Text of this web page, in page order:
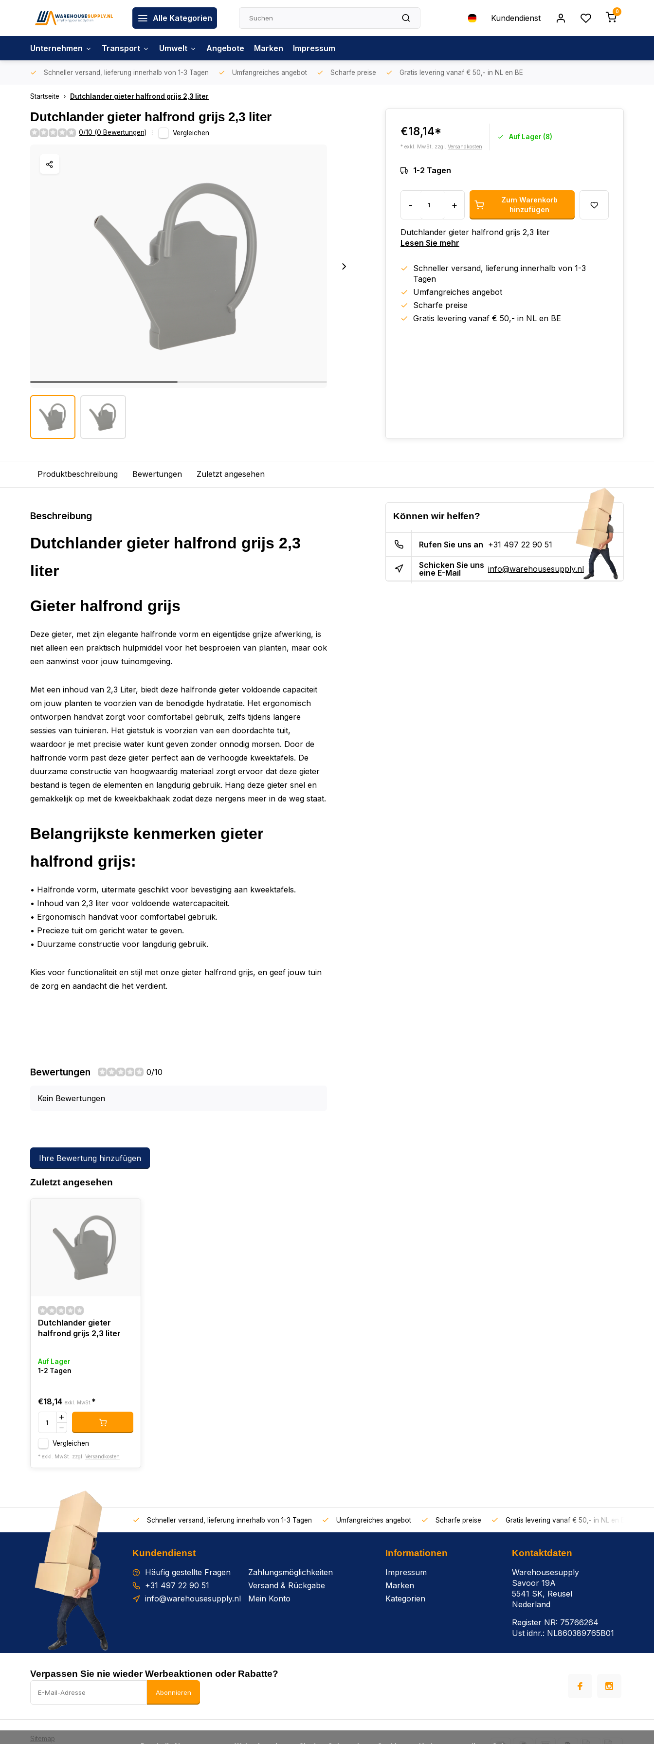
Alle Kategorien Kundendienst
0
Unternehmen Transport Umwelt Angebote Marken Impressum
Schneller versand, lieferung innerhalb von 1-3 Tagen Umfangreiches angebot Scharfe preise Gratis levering vanaf € 50,- in NL en BE
Startseite Dutchlander gieter halfrond grijs 2,3 liter
Dutchlander gieter halfrond grijs 2,3 liter
0/10 (0 Bewertungen) Vergleichen €18,14*
* exkl. MwSt. zzgl. Versandkosten
Auf Lager (8)
1-2 Tagen
- +
Zum Warenkorb
hinzufügen
Dutchlander gieter halfrond grijs 2,3 liter
Lesen Sie mehr
Schneller versand, lieferung innerhalb von 1-3
Tagen
Umfangreiches angebot
Scharfe preise
Gratis levering vanaf € 50,- in NL en BE
Produktbeschreibung Bewertungen Zuletzt angesehen
Beschreibung
Dutchlander gieter halfrond grijs 2,3
liter
Gieter halfrond grijs
Deze gieter, met zijn elegante halfronde vorm en eigentijdse grijze afwerking, is
niet alleen een praktisch hulpmiddel voor het besproeien van planten, maar ook
een aanwinst voor jouw tuinomgeving.
Met een inhoud van 2,3 Liter, biedt deze halfronde gieter voldoende capaciteit
om jouw planten te voorzien van de benodigde hydratatie. Het ergonomisch
ontworpen handvat zorgt voor comfortabel gebruik, zelfs tijdens langere
sessies van tuinieren. Het gietstuk is voorzien van een doordachte tuit,
waardoor je met precisie water kunt geven zonder onnodig morsen. Door de
halfronde vorm past deze gieter perfect aan de verhoogde kweektafels. De
duurzame constructie van hoogwaardig materiaal zorgt ervoor dat deze gieter
bestand is tegen de elementen en langdurig gebruik. Hang deze gieter snel en
gemakkelijk op met de kweekbakhaak zodat deze nergens meer in de weg staat.
Belangrijkste kenmerken gieter
halfrond grijs:
• Halfronde vorm, uitermate geschikt voor bevestiging aan kweektafels.
• Inhoud van 2,3 liter voor voldoende watercapaciteit.
• Ergonomisch handvat voor comfortabel gebruik.
• Precieze tuit om gericht water te geven.
• Duurzame constructie voor langdurig gebruik.
Kies voor functionaliteit en stijl met onze gieter halfrond grijs, en geef jouw tuin
de zorg en aandacht die het verdient.
Bewertungen 0/10
Kein Bewertungen
Ihre Bewertung hinzufügen
Können wir helfen?
Rufen Sie uns an +31 497 22 90 51
Schicken Sie uns
eine E-Mail
info@warehousesupply.nl
Zuletzt angesehen
Dutchlander gieter
halfrond grijs 2,3 liter
Auf Lager
1-2 Tagen
€18,14 exkl. MwSt. *
Vergleichen
* exkl. MwSt. zzgl. Versandkosten
Schneller versand, lieferung innerhalb von 1-3 Tagen Umfangreiches angebot Scharfe preise Gratis levering vanaf € 50,- in NL en BE
Kundendienst
Häufig gestellte Fragen
+31 497 22 90 51
info@warehousesupply.nl
Zahlungsmöglichkeiten
Versand & Rückgabe
Mein Konto
Informationen
Impressum
Marken
Kategorien
Kontaktdaten
Warehousesupply
Savoor 19A
5541 SK, Reusel
Nederland
Register NR: 75766264
Ust idnr.: NL860389765B01
Verpassen Sie nie wieder Werbeaktionen oder Rabatte?
Abonnieren
Sitemap